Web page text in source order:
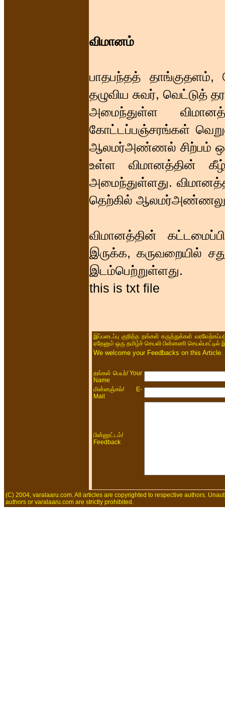
விமானம்
பாதபந்தத்
தழுவிய சுவர், வெட்டுத்
அமைந்துள்ள
கோட்டப்பஞ்சரங்கள்
ஆலமர்அண்ணல் சிற்பம்
உள்ள விமானத்தின்
அமைந்துள்ளது.
தெற்கில்
விமானத்தின்
இருக்க, கருவறையில்
இடம்பெற்றுள்ளது.
this is txt file
இப்படைப்பு குறித்த தங்கள் கருத்துக்கள்
ஏதேனும் ஒரு தமிழ்ச் செயலி பின்னணி
We welcome your Feedbacks on this
தங்கள் பெயர்/ Your
Name
மின்னஞ்சல்/ E-
Mail
பின்னூட்டம்/
Feedback
(C) 2004, varalaaru.com. All articles are copyrighted to respective authors.
authors or varalaaru.com are strictly prohibited.